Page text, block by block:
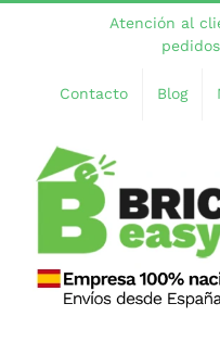
Saltar
Atención al
Contacto Blog